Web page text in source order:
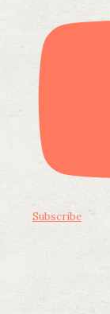
Subscribe